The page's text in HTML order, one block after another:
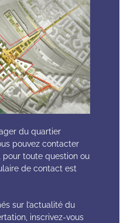
du quartier
pouvez contacter
toute question ou
de contact est
sur l’actualité du
inscrivez-vous